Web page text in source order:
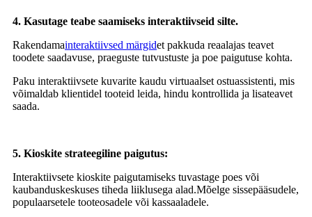
4. Kasutage teabe saamiseks interaktiivseid silte.
Rakendamainteraktiivsed märgidet pakkuda reaalajas teavet
toodete saadavuse, praeguste tutvustuste ja poe paigutuse kohta.
Paku interaktiivsete kuvarite kaudu virtuaalset ostuassistenti, mis
võimaldab klientidel tooteid leida, hindu kontrollida ja lisateavet
saada.
5. Kioskite strateegiline paigutus:
Interaktiivsete kioskite paigutamiseks tuvastage poes või
kaubanduskeskuses tiheda liiklusega alad.Mõelge sissepääsudele,
populaarsetele tooteosadele või kassaaladele.